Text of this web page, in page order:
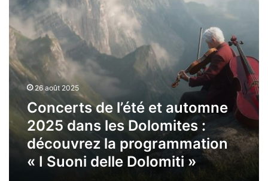
les
Dolomites
:
découvrez
la
programmation
« I
Dolomiti »
26 août 2025
Concerts de l’été et automne
2025 dans les Dolomites :
découvrez la programmation
« I Suoni delle Dolomiti »